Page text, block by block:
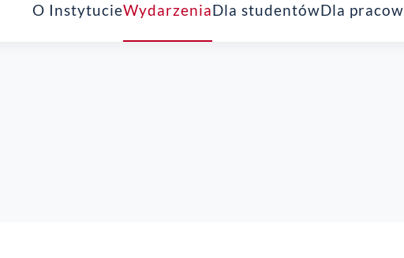
O InstytucieWydarzeniaDla studentówDla